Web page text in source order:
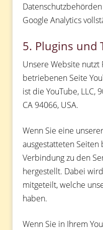
Google Analytics
5. Plugins und
Unsere Website nutzt
betriebenen Seite
ist die YouTube, LLC,
CA 94066, USA.
Wenn Sie eine
ausgestatteten
Verbindung zu den
hergestellt. Dabei
mitgeteilt, welche
haben.
Wenn Sie in Ihrem